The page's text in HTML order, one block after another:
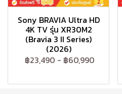
Sony BRAVIA Ultra HD
4K TV รุ่น XR30M2
(Bravia 3 II Series)
(2026)
฿23,490 - ฿60,990